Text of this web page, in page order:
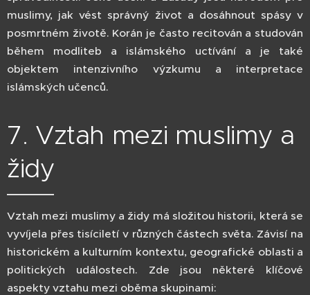
muslimy, jak vést správný život a dosáhnout spásy v
posmrtném životě. Korán je často recitován a studován
během modliteb a islámského uctívání a je také
objektem intenzivního výzkumu a interpretace
islámských učenců.
7. Vztah mezi muslimy a
židy
Vztah mezi muslimy a židy má složitou historii, která se
vyvíjela přes tisíciletí v různých částech světa. Závisí na
historickém a kulturním kontextu, geografické oblasti a
politických událostech. Zde jsou některé klíčové
aspekty vztahu mezi oběma skupinami: